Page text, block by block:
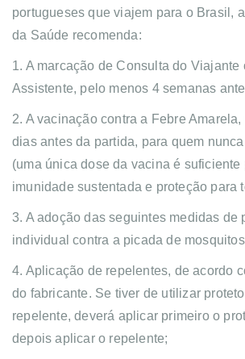
portugueses que viajem para o Brasil,
da Saúde recomenda:
1. A marcação de Consulta do Viajante
Assistente, pelo menos 4 semanas
2. A vacinação contra a Febre
dias antes da partida, para quem
(uma única dose da vacina é suficiente
imunidade sustentada e proteção para
3. A adoção das seguintes medidas de
individual contra a picada de mosquitos
4. Aplicação de repelentes, de acordo
do fabricante. Se tiver de utilizar
repelente, deverá aplicar primeiro o
depois aplicar o repelente;